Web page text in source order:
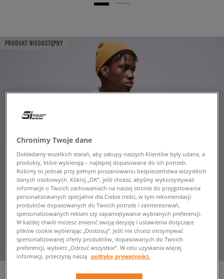
PRODUKT NIEDOSTĘPNY
Chronimy Twoje dane
Dokładamy wszelkich starań, aby zakupy naszych Klientów były udane, a
produkty, które wybierają – najlepiej dopasowane do ich potrzeb.
Robimy to jednak przy pełnym poszanowaniu bezpieczeństwa wszystkich
danych osobowych. Kliknij „OK”, jeśli chcesz, abyśmy wykorzystywali
informacje o Twoich zachowaniach na naszej stronie do przygotowania
personalizowanych specjalnie dla Ciebie treści, w tym rekomendacji
produktów dopasowanych do Twoich potrzeb i zainteresowań,
spersonalizowanych reklam czy zapamiętywanie wybranych preferencji.
W każdej chwili możesz zmienić swoją decyzję i ustawienia dotyczące
plików cookie wybierając „Dostosuj”. Jeśli nie chcesz otrzymywać
spersonalizowanej oferty produktów, dopasowanych do Twoich
preferencji, wybierz „Odrzuć wszystkie”. W celu uzyskania więcej
informacji, przeczytaj naszą politykę prywatności.